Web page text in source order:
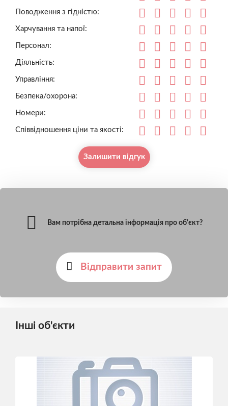
Поводження з гідністю:
Харчування та напої:
Персонал:
Діяльність:
Управління:
Безпека/охорона:
Номери:
Співвідношення ціни та якості:
Залишити відгук
Вам потрібна детальна інформація про об'єкт?
Відправити запит
Інші об'єкти